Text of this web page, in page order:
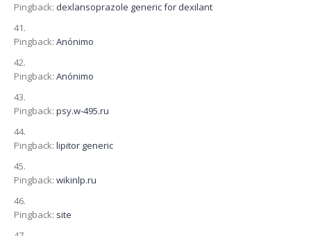
Pingback: dexlansoprazole generic for dexilant
Pingback: Anónimo
Pingback: Anónimo
Pingback: psy.w-495.ru
Pingback: lipitor generic
Pingback: wikinlp.ru
Pingback: site